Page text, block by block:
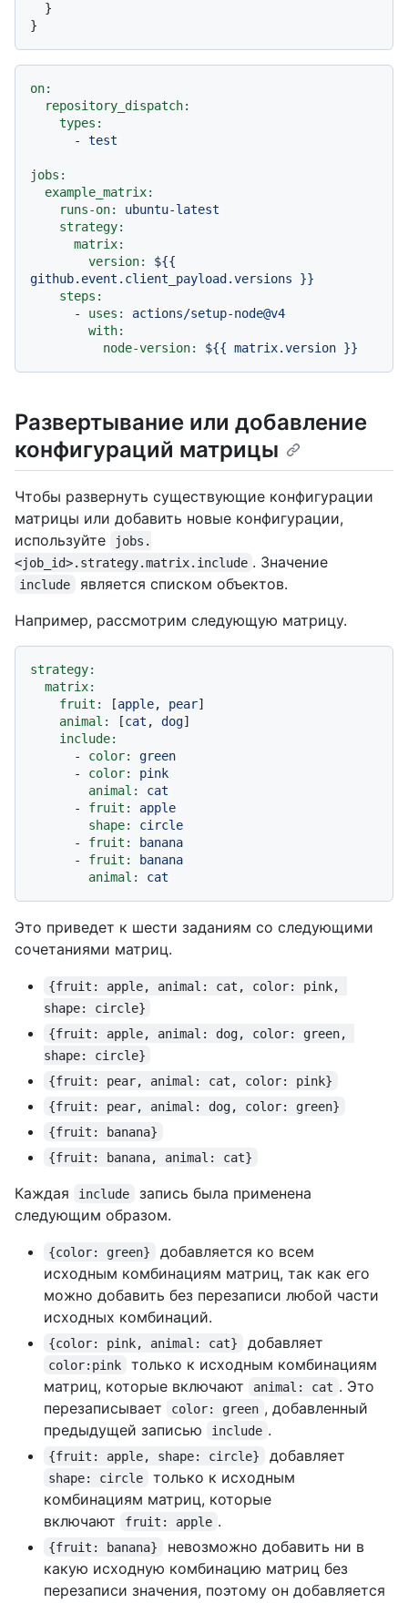
}
}
on:
repository_dispatch:
types:
-
test
jobs:
example_matrix:
runs-on:
ubuntu-latest
strategy:
matrix:
version:
${{
github.event.client_payload.versions
}}
steps:
-
uses:
actions/setup-node@v4
with:
node-version:
${{ matrix.version }}
Развертывание или добавление
конфигураций матрицы
Чтобы развернуть существующие конфигурации
матрицы или добавить новые конфигурации,
используйте
jobs.
<job_id>.strategy.matrix.include . Значение
include
является списком объектов.
Например, рассмотрим следующую матрицу.
strategy:
matrix:
fruit:
[apple, pear]
animal:
[cat , dog]
include:
-
color:
green
-
color:
pink
animal:
cat
-
fruit:
apple
shape:
circle
-
fruit:
banana
-
fruit:
banana
animal:
cat
Это приведет к шести заданиям со следующими
сочетаниями матриц.
{fruit: apple, animal: cat, color: pink,
shape: circle}
{fruit: apple, animal: dog, color: green,
shape: circle}
{fruit: pear, animal: cat, color: pink}
{fruit: pear, animal: dog, color: green}
{fruit: banana}
{fruit: banana, animal: cat}
Каждая include
запись была применена
следующим образом.
{color: green}
добавляется ко всем
исходным комбинациям матриц, так как его
можно добавить без перезаписи любой части
исходных комбинаций.
{color: pink, animal: cat} добавляет
color:pink
только к исходным комбинациям
матриц, которые включают
animal: cat . Это
перезаписывает
color: green , добавленный
предыдущей записью
include .
{fruit: apple, shape: circle} добавляет
shape: circle
только к исходным
комбинациям матриц, которые
включают
fruit: apple .
{fruit: banana}
невозможно добавить ни в
какую исходную комбинацию матриц без
перезаписи значения, поэтому он добавляется